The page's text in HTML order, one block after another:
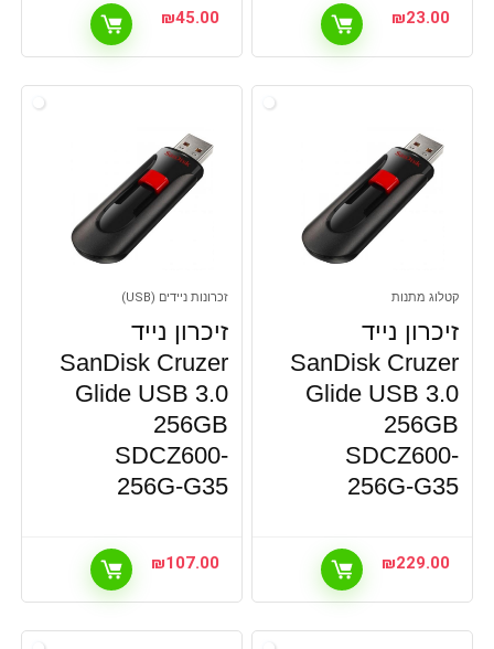
₪23.00
₪45.00
קטלוג מתנות
זיכרון נייד
SanDisk Cruzer
Glide USB 3.0
256GB
SDCZ600-
256G-G35
₪229.00
זכרונות ניידים (USB)
זיכרון נייד
SanDisk Cruzer
Glide USB 3.0
256GB
SDCZ600-
256G-G35
₪107.00